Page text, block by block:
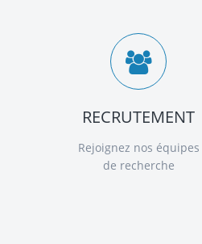
RECRUTEMENT
Rejoignez nos équipes
de recherche